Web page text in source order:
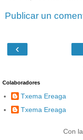
Publicar un
‹
Colaboradores
Txema Ereaga
Txema Ereaga
Con